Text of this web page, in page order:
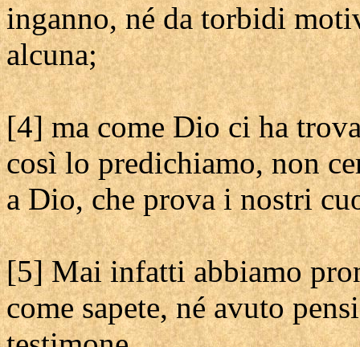
inganno, né da torbidi
alcuna;
[4] ma come Dio ci ha
così lo predichiamo, non
a Dio, che prova i nostri
[5] Mai infatti abbiamo
come sapete, né avuto